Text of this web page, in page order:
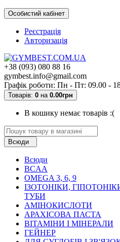
Особистий кабінет
Реєстрація
Авторизація
+38 (093) 080 88 16
gymbest.info@gmail.com
Графік роботи: Пн - Пт: 09.00 -
Товарів: 0 на 0.00грн
В кошику немає товарів :(
Всюди
Всюди
BCAA
OMEGA 3, 6, 9
ІЗОТОНІКИ,
ТУБИ
АМІНОКИСЛОТИ
АРАХІСОВА ПАСТА
ВІТАМІНИ І МІНЕРАЛИ
ГЕЙНЕР